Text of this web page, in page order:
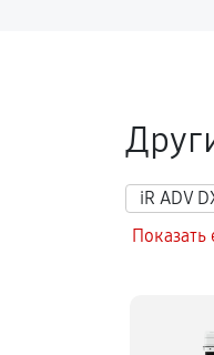
iR ADV